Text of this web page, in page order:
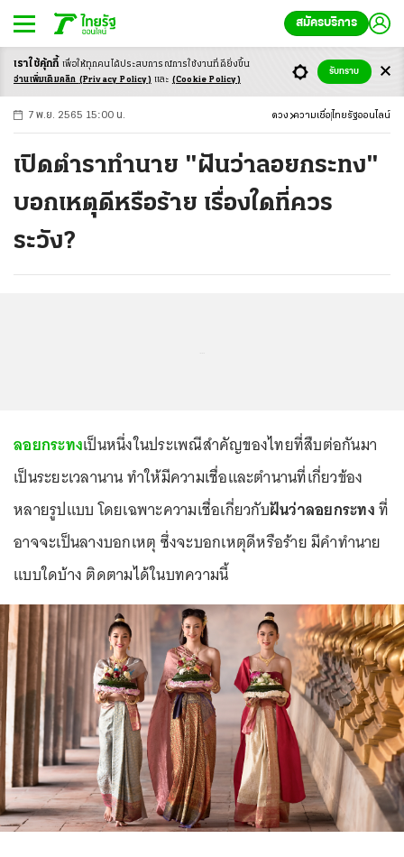
สมัครบริการ
-ก ก ก+
7 พ.ย. 2565 15:00 น. ดวง ความเชื่อ ไทยรัฐออนไลน์
เปิดตำราทำนาย "ฝันว่าลอยกระทง"
บอกเหตุดีหรือร้าย เรื่องใดที่ควร
ระวัง?
ลอยกระทงเป็นหนึ่งในประเพณีสำคัญของไทยที่สืบต่อกันมา
เป็นระยะเวลานาน ทำให้มีความเชื่อและตำนานที่เกี่ยวข้อง
หลายรูปแบบ โดยเฉพาะความเชื่อเกี่ยวกับฝันว่าลอยกระทงที่
อาจจะเป็นลางบอกเหตุ ซึ่งจะบอกเหตุดีหรือร้าย มีคำทำนาย
แบบใดบ้าง ติดตามได้ในบทความนี้
เราใช้คุ้กกี้ เพื่อให้ทุกคนได้ประสบการณ์การใช้งานที่ดียิ่งขึ้น
อ่านเพิ่มเติมคลิก (Privacy Policy) และ (Cookie Policy)
รับทราบ